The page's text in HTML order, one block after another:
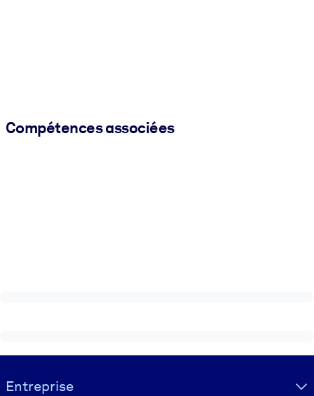
Compétences associées
Visually hidden Text
Entreprise